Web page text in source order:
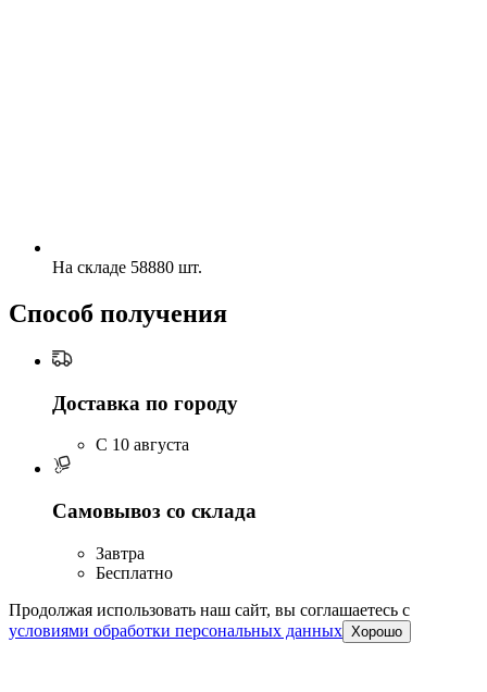
На складе 58880 шт.
Способ получения
Доставка по городу
C 10 августа
Самовывоз со склада
Завтра
Бесплатно
Продолжая использовать наш сайт, вы соглашаетесь c
условиями обработки персональных данных Хорошо